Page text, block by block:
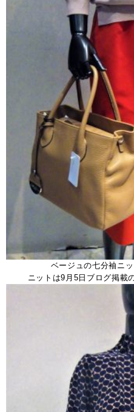
ベージュの七分袖ニ
ニットは9月5日ブログ掲載